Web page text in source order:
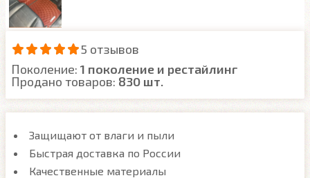
5 отзывов
Поколение: 1 поколение и рестайлинг
Продано товаров: 830 шт.
Защищают от влаги и пыли
Быстрая доставка по России
Качественные материалы